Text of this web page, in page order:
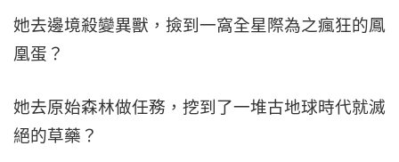
她去邊境殺變異獸，撿到一窩全星際為之瘋狂的鳳
凰蛋？
她去原始森林做任務，挖到了一堆古地球時代就滅
絕的草藥？